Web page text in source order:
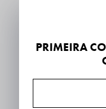
PRIMEIRA